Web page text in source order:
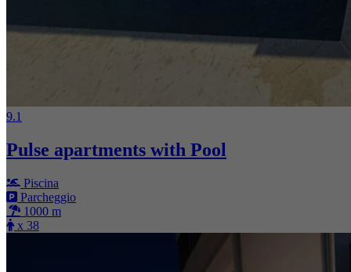
9.1
Pulse apartments with Pool
Piscina
Parcheggio
1000 m
x 38